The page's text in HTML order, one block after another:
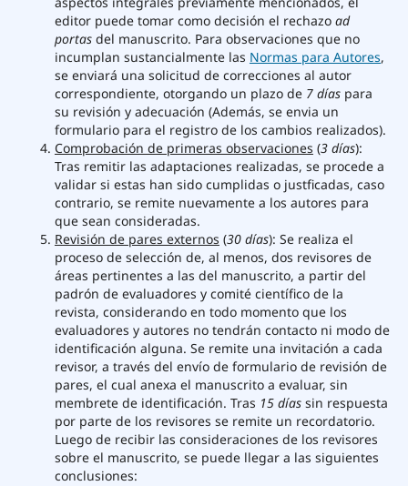
editor puede tomar como decisión el rechazoad
portasdel manuscrito. Para observaciones que no
incumplan sustancialmente las Normas para Autores,
se enviará una solicitud de correcciones al autor
correspondiente, otorgando un plazo de 7 díaspara
su revisión y adecuación (Además, se envia un
formulario para el registro de los cambios realizados).
Comprobación de primeras observaciones (3 días):
Tras remitir las adaptaciones realizadas, se procede a
validar si estas han sido cumplidas o justficadas, caso
contrario, se remite nuevamente a los autores para
que sean consideradas.
Revisión de pares externos (30 días): Se realiza el
proceso de selección de, al menos, dos revisores de
áreas pertinentes a las del manuscrito, a partir del
padrón de evaluadores y comité científico de la
revista, considerando en todo momento que los
evaluadores y autores no tendrán contacto ni modo de
identificación alguna. Se remite una invitación a cada
revisor, a través del envío de formulario de revisión de
pares, el cual anexa el manuscrito a evaluar, sin
membrete de identificación. Tras 15 díassin respuesta
por parte de los revisores se remite un recordatorio.
Luego de recibir las consideraciones de los revisores
sobre el manuscrito, se puede llegar a las siguientes
conclusiones: